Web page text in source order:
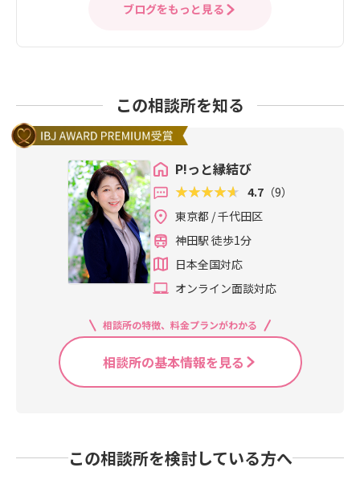
ブログをもっと見る
この相談所を知る
P!っと縁結び
4.7 （9）
東京都 / 千代田区
神田駅 徒歩1分
日本全国対応
オンライン面談対応
相談所の特徴、料金プランがわかる
相談所の基本情報を見る
この相談所を検討している方へ